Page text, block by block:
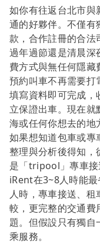
如你有往返台北市
通的好夥伴。不僅有
款，合作註冊的合法
過年過節還是清晨深
費方式與無任何隱
預約叫車不再需要打
填寫資料即可完成，
立保證出車。現在就
海或任何你想去的地
如果想知道包車或專
整理與分析後得知，
是「tripool」專車接
iRent在3~8人時能
人時，專車接送、租
較，更完整的交通費
題。但假設只有獨
乘服務。